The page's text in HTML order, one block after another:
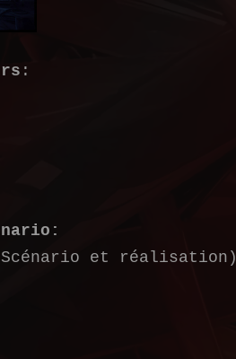
:
et réalisation)